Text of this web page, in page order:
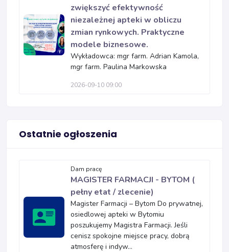
zwiększyć efektywność
niezależnej apteki w obliczu
zmian rynkowych. Praktyczne
modele biznesowe.
Wykładowca: mgr farm. Adrian Kamola,
mgr farm. Paulina Markowska
2026-09-10 09:00
Ostatnie ogłoszenia
Dam pracę
MAGISTER FARMACJI - BYTOM (
pełny etat / zlecenie)
Magister Farmacji – Bytom Do prywatnej,
osiedlowej apteki w Bytomiu
poszukujemy Magistra Farmacji. Jeśli
cenisz spokojne miejsce pracy, dobrą
atmosferę i indyw...